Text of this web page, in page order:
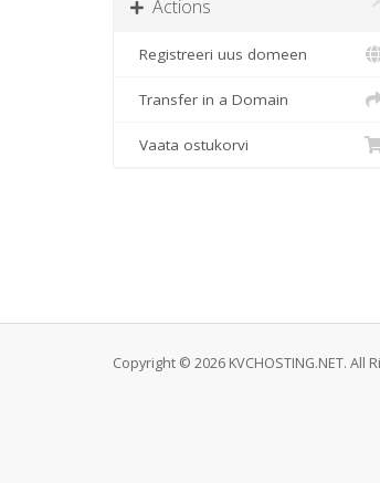
Actions
Registreeri uus domeen
Transfer in a Domain
Vaata ostukorvi
Copyright © 2026 KVCHOSTING.NET. All